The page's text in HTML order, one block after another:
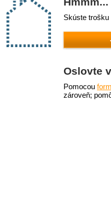
Skúste
Oslovte
Pomocou
zároveň;